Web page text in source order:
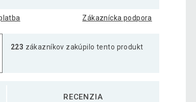
MOVIT 75 x 44 cm -Zákaznícka podpora
223 zákazníkov zakúpilo tento produkt
RECENZIA